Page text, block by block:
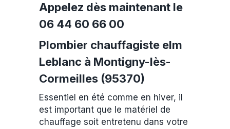
Appelez dès maintenant le
06 44 60 66 00
Plombier chauffagiste elm
Leblanc à Montigny-lès-
Cormeilles (95370)
Essentiel en été comme en hiver, il
est important que le matériel de
chauffage soit entretenu dans votre